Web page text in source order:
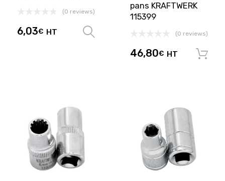
(0 reviews)
6,03€ HT Choix des options
pans KRAFTWERK
115399
(0 reviews)
46,80€ HT